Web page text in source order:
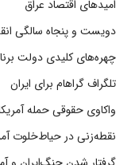
امیدهای اقتصاد عراق
دویست و پنجاه سالگی
چهره‌های کلیدی دولت
تلگراف گراهام برای ایران
واکاوی حقوقی حمله
نقطه‌زنی در حیاط‌خلوت